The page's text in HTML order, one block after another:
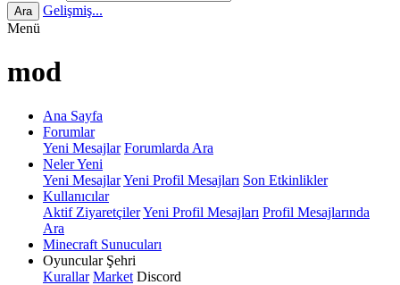
Ara
Gelişmiş...
Menü
mod
Ana Sayfa
Forumlar
Yeni Mesajlar Forumlarda Ara
Neler Yeni
Yeni MesajlarYeni Profil Mesajları Son Etkinlikler
Kullanıcılar
Aktif ZiyaretçilerYeni Profil Mesajları Profil Mesajlarında
Ara
Minecraft Sunucuları
Oyuncular Şehri
Kurallar Market Discord